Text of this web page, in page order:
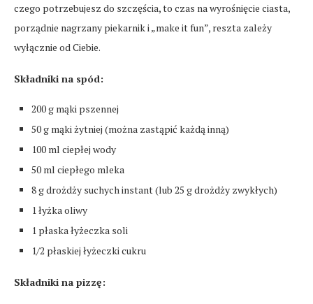
czego potrzebujesz do szczęścia, to czas na wyrośnięcie ciasta,
porządnie nagrzany piekarnik i „make it fun”, reszta zależy
wyłącznie od Ciebie.
Składniki na spód:
200 g mąki pszennej
50 g mąki żytniej (można zastąpić każdą inną)
100 ml ciepłej wody
50 ml ciepłego mleka
8 g drożdży suchych instant (lub 25 g drożdży zwykłych)
1 łyżka oliwy
1 płaska łyżeczka soli
1/2 płaskiej łyżeczki cukru
Składniki na pizzę: